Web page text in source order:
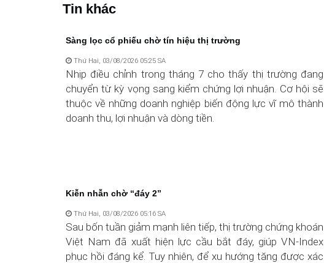
Tin khác
Sàng lọc cổ phiếu chờ tín hiệu thị trường
Thứ Hai, 03/08/2026 05:25 SA
Nhịp điều chỉnh trong tháng 7 cho thấy thị trường đang
chuyển từ kỳ vọng sang kiểm chứng lợi nhuận. Cơ hội sẽ
thuộc về những doanh nghiệp biến động lực vĩ mô thành
doanh thu, lợi nhuận và dòng tiền.
Kiễn nhẫn chờ “đáy 2”
Thứ Hai, 03/08/2026 05:16 SA
Sau bốn tuần giảm mạnh liên tiếp, thị trường chứng khoán
Việt Nam đã xuất hiện lực cầu bắt đáy, giúp VN-Index
phục hồi đáng kể. Tuy nhiên, để xu hướng tăng được xác